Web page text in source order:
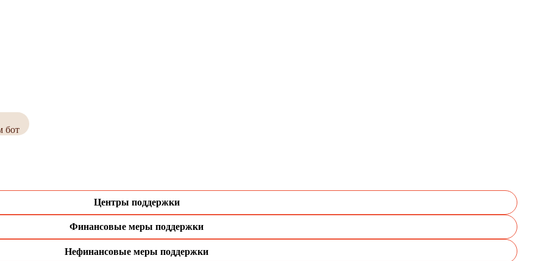
бот
Центры поддержки
Финансовые меры поддержки
Нефинансовые меры поддержки